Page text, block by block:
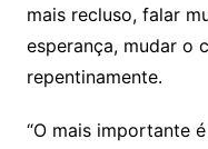
mais recluso, falar
esperança, mudar o
repentinamente.
“O mais importante